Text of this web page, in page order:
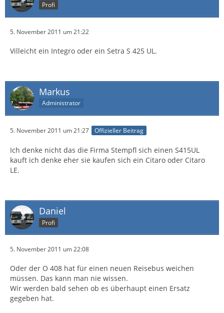
Profi
5. November 2011 um 21:22
Villeicht ein Integro oder ein Setra S 425 UL.
Markus
Administrator
5. November 2011 um 21:27 Offizieller Beitrag
Ich denke nicht das die Firma Stempfl sich einen S415UL
kauft ich denke eher sie kaufen sich ein Citaro oder Citaro
LE.
Daniel
Profi
5. November 2011 um 22:08
Oder der O 408 hat für einen neuen Reisebus weichen
müssen. Das kann man nie wissen.
Wir werden bald sehen ob es überhaupt einen Ersatz
gegeben hat.